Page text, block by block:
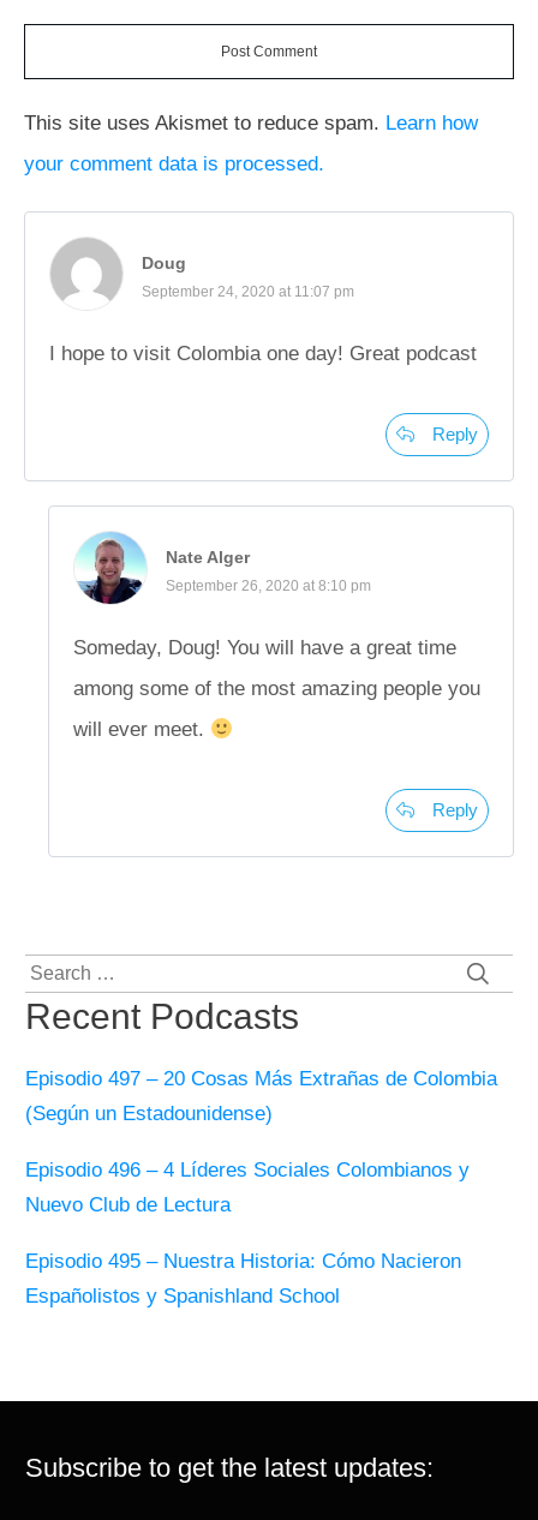
Post Comment
This site uses Akismet to reduce spam. Learn how
your comment data is processed.
Doug
September 24, 2020 at 11:07 pm
I hope to visit Colombia one day! Great podcast
Reply
Nate Alger
September 26, 2020 at 8:10 pm
Someday, Doug! You will have a great time
among some of the most amazing people you
will ever meet.
Reply
Search
for:
Recent Podcasts
Episodio 497 – 20 Cosas Más Extrañas de Colombia
(Según un Estadounidense)
Episodio 496 – 4 Líderes Sociales Colombianos y
Nuevo Club de Lectura
Episodio 495 – Nuestra Historia: Cómo Nacieron
Españolistos y Spanishland School
Subscribe to get the latest updates: